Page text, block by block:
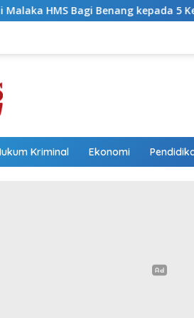
kepada 5 Kelompok Tenun,
Kriminal Ekonomi